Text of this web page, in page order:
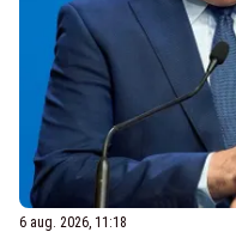
6 aug. 2026, 11:18